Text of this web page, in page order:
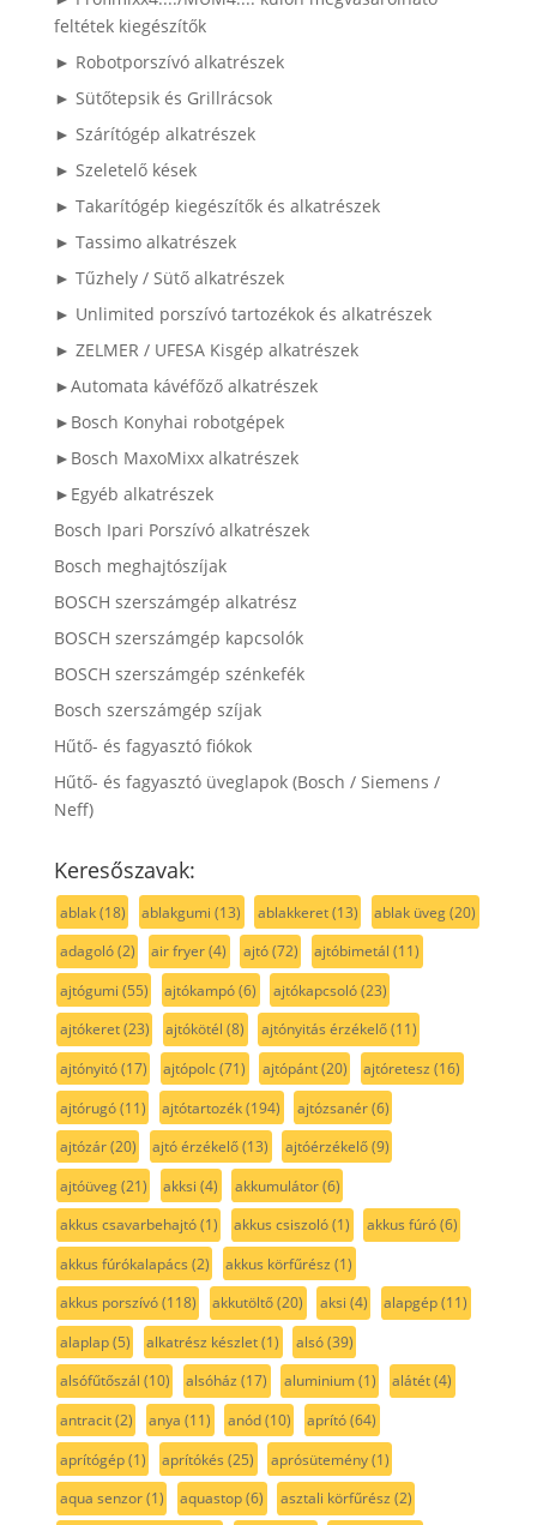
feltétek kiegészítők
► Robotporszívó alkatrészek
► Sütőtepsik és Grillrácsok
► Szárítógép alkatrészek
► Szeletelő kések
► Takarítógép kiegészítők és alkatrészek
► Tassimo alkatrészek
► Tűzhely / Sütő alkatrészek
► Unlimited porszívó tartozékok és alkatrészek
► ZELMER / UFESA Kisgép alkatrészek
►Automata kávéfőző alkatrészek
►Bosch Konyhai robotgépek
►Bosch MaxoMixx alkatrészek
►Egyéb alkatrészek
Bosch Ipari Porszívó alkatrészek
Bosch meghajtószíjak
BOSCH szerszámgép alkatrész
BOSCH szerszámgép kapcsolók
BOSCH szerszámgép szénkefék
Bosch szerszámgép szíjak
Hűtő- és fagyasztó fiókok
Hűtő- és fagyasztó üveglapok (Bosch / Siemens /
Neff)
Keresőszavak:
ablak(18) ablakgumi (13) ablakkeret(13) ablak üveg(20)
adagoló(2) air fryer(4) ajtó(72) ajtóbimetál (11)
ajtógumi (55) ajtókampó(6) ajtókapcsoló(23)
ajtókeret(23) ajtókötél (8) ajtónyitás érzékelő(11)
ajtónyitó(17) ajtópolc(71) ajtópánt(20) ajtóretesz (16)
ajtórugó(11) ajtótartozék(194) ajtózsanér(6)
ajtózár(20) ajtó érzékelő(13) ajtóérzékelő(9)
ajtóüveg(21) akksi (4) akkumulátor(6)
akkus csavarbehajtó(1) akkus csiszoló(1) akkus fúró(6)
akkus fúrókalapács (2) akkus körfűrész (1)
akkus porszívó(118) akkutöltő(20) aksi (4) alapgép(11)
alaplap(5) alkatrész készlet(1) alsó(39)
alsófűtőszál (10) alsóház (17) aluminium(1) alátét(4)
antracit(2) anya (11) anód(10) aprító(64)
aprítógép(1) aprítókés (25) aprósütemény(1)
aqua senzor(1) aquastop(6) asztali körfűrész (2)